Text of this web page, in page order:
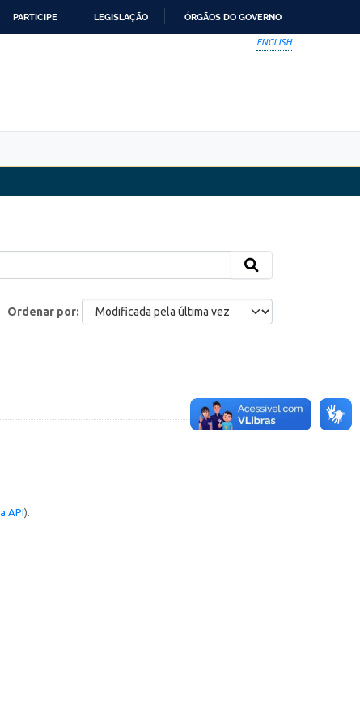
PARTICIPE LEGISLAÇÃO ÓRGÃOS DO GOVERNO
ENGLISH
Ordenar por
API).